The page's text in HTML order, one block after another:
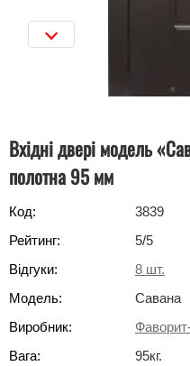
Вхідні двері модель
полотна 95 мм
Код:
3839
Рейтинг:
5/5
Відгуки:
8 шт.
Модель:
Савана
Виробник:
Вага:
95кг.